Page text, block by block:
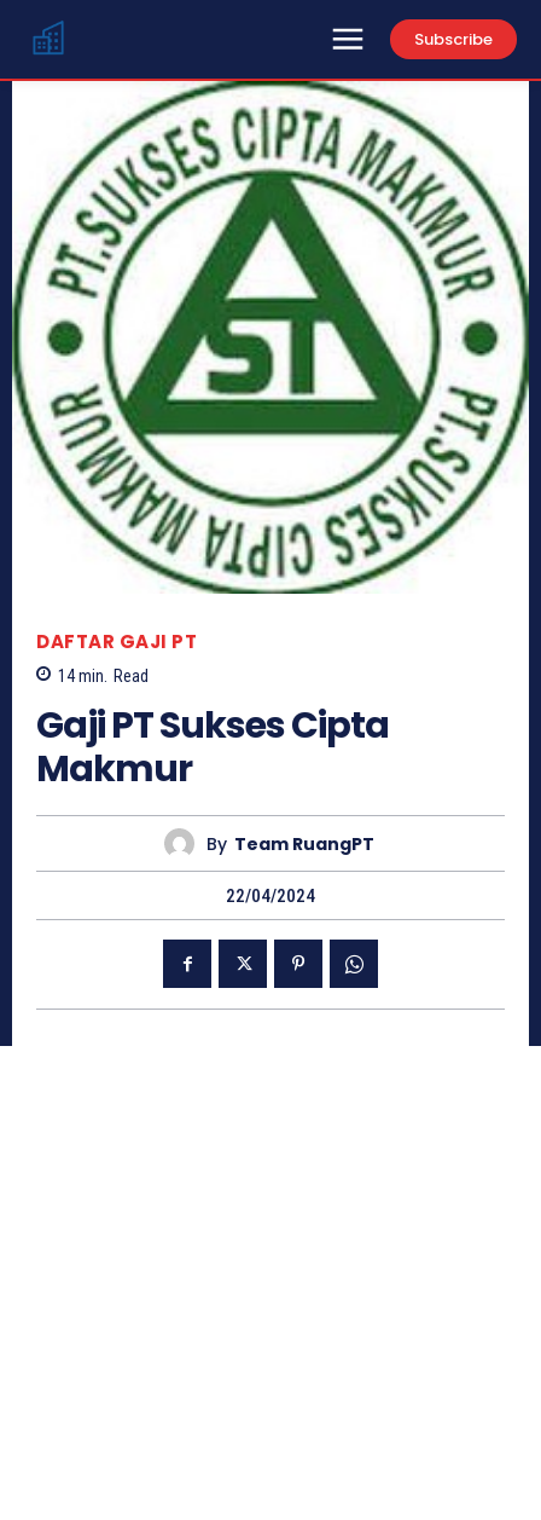
Subscribe
DAFTAR GAJI PT
14min. Read
Gaji PT Sukses Cipta
Makmur
By Team RuangPT
22/04/2024